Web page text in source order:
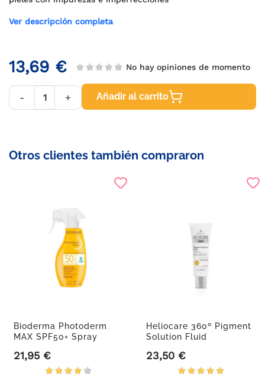
Ver descripción completa
13,69 € No hay opiniones de momento
- + Añadir al carrito
Otros clientes también compraron
Bioderma Photoderm
MAX SPF50+ Spray
Precio
21,95 €
Heliocare 360º Pigment
Solution Fluid
Precio
23,50 €